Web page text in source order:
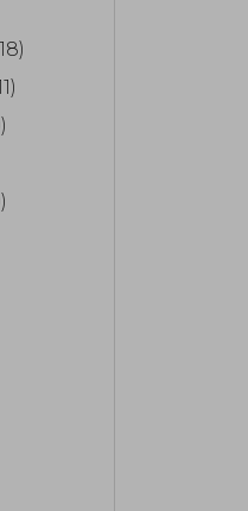
crear
las